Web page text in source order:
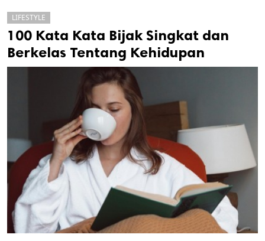
cipta.
LIFESTYLE
100 Kata Kata Bijak Singkat dan
Berkelas Tentang Kehidupan